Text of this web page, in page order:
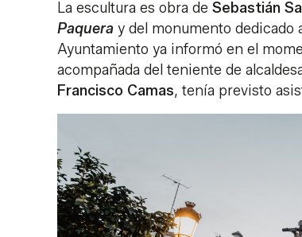
La escultura es obra de Sebastián
Paquera y del monumento dedicado
Ayuntamiento ya informó en el
acompañada del teniente de
Francisco Camas, tenía previsto